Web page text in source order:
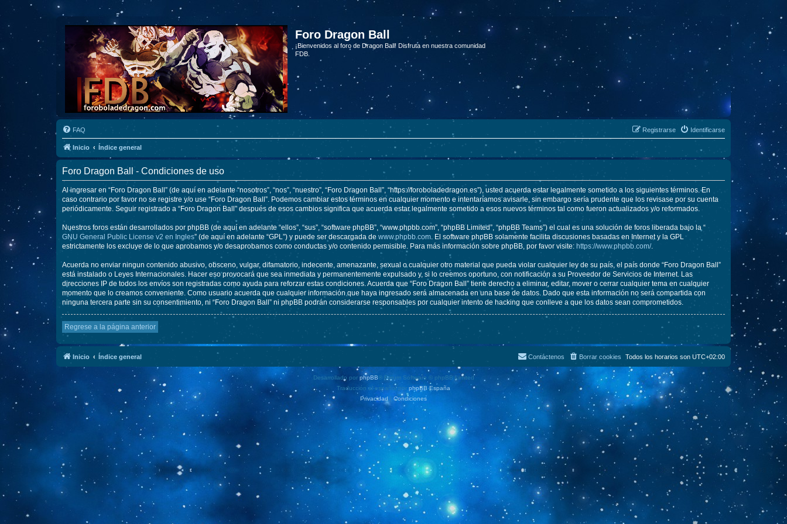
Foro Dragon Ball
¡Bienvenidos al foro de Dragon Ball! Disfruta en nuestra comunidad
FDB.
FAQ Identificarse
Registrarse
Inicio Índice general
Foro Dragon Ball - Condiciones de uso
Al ingresar en “Foro Dragon Ball” (de aquí en adelante “nosotros”, “nos”, “nuestro”, “Foro Dragon Ball”, “https://foroboladedragon.es”), usted acuerda estar legalmente sometido a los siguientes términos. En
caso contrario por favor no se registre y/o use “Foro Dragon Ball”. Podemos cambiar estos términos en cualquier momento e intentaríamos avisarle, sin embargo sería prudente que los revisase por su cuenta
periódicamente. Seguir registrado a “Foro Dragon Ball” después de esos cambios significa que acuerda estar legalmente sometido a esos nuevos términos tal como fueron actualizados y/o reformados.
Nuestros foros están desarrollados por phpBB (de aquí en adelante “ellos”, “sus”, “software phpBB”, “www.phpbb.com”, “phpBB Limited”, “phpBB Teams”) el cual es una solución de foros liberada bajo la “
GNU General Public License v2 en Ingles” (de aquí en adelante “GPL”) y puede ser descargada de www.phpbb.com. El software phpBB solamente facilita discusiones basadas en Internet y la GPL
estrictamente los excluye de lo que aprobamos y/o desaprobamos como conductas y/o contenido permisible. Para más información sobre phpBB, por favor visite: https://www.phpbb.com/.
Acuerda no enviar ningun contenido abusivo, obsceno, vulgar, difamatorio, indecente, amenazante, sexual o cualquier otro material que pueda violar cualquier ley de su país, el país donde “Foro Dragon Ball”
está instalado o Leyes Internacionales. Hacer eso provocará que sea inmediata y permanentemente expulsado y, si lo creemos oportuno, con notificación a su Proveedor de Servicios de Internet. Las
direcciones IP de todos los envíos son registradas como ayuda para reforzar estas condiciones. Acuerda que “Foro Dragon Ball” tiene derecho a eliminar, editar, mover o cerrar cualquier tema en cualquier
momento que lo creamos conveniente. Como usuario acuerda que cualquier información que haya ingresado será almacenada en una base de datos. Dado que esta información no será compartida con
ninguna tercera parte sin su consentimiento, ni “Foro Dragon Ball” ni phpBB podrán considerarse responsables por cualquier intento de hacking que conlleve a que los datos sean comprometidos.
Regrese a la página anterior
Inicio Índice general Todos los horarios son UTC+02:00
Borrar cookies
Contáctenos
Desarrollado por phpBB ® Forum Software © phpBB Limited
Traducción al español por phpBB España
Privacidad | Condiciones